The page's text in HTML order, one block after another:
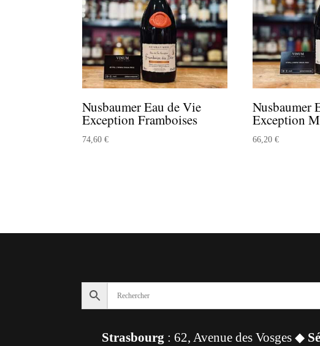
Nusbaumer Eau de Vie
Exception Framboises
74,60€
Nusbaumer
Exception
66,20€
Strasbourg : 62, Avenue des Vosges ◆